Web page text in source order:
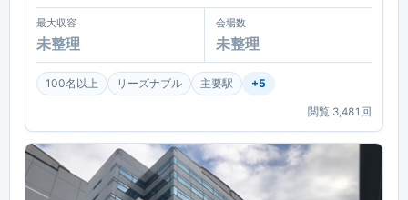
最大収容
未整理
会場数
未整理
100名以上 リーズナブル 主要駅 +5
閲覧 3,481 回